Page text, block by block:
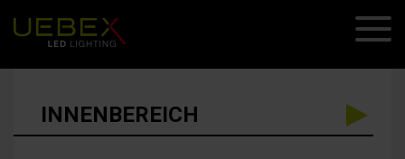
INNENBEREICH